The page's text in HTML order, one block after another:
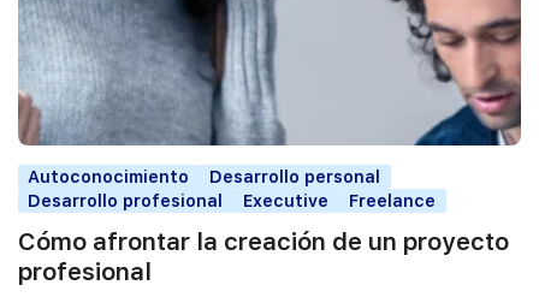
Autoconocimiento
Desarrollo personal
Desarrollo profesional
Executive Freelance
Cómo afrontar la creación de un proyecto
profesional